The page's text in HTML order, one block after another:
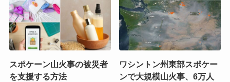
スポケーン山火事の被災者
を支援する方法
ワシントン州東部スポケー
ンで大規模山火事、6万人